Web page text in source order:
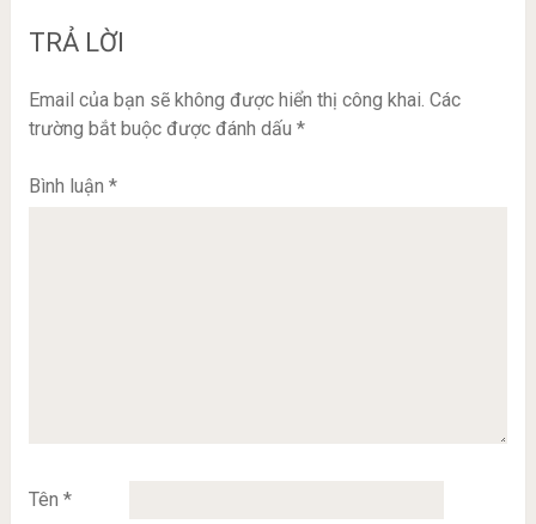
TRẢ LỜI
Email của bạn sẽ không được hiển thị công khai. Các
trường bắt buộc được đánh dấu *
Bình luận *
Tên *